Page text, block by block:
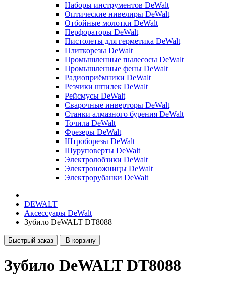
Наборы инструментов DeWalt
Оптические нивелиры DeWalt
Отбойные молотки DeWalt
Перфораторы DeWalt
Пистолеты для герметика DeWalt
Плиткорезы DeWalt
Промышленные пылесосы DeWalt
Промышленные фены DeWalt
Радиоприёмники DeWalt
Резчики шпилек DeWalt
Рейсмусы DeWalt
Сварочные инверторы DeWalt
Станки алмазного бурения DeWalt
Точила DeWalt
Фрезеры DeWalt
Штроборезы DeWalt
Шуруповерты DeWalt
Электролобзики DeWalt
Электроножницы DeWalt
Электрорубанки DeWalt
DEWALT
Аксессуары DeWalt
Зубило DeWALT DT8088
Быстрый заказ В корзину
Зубило DeWALT DT8088